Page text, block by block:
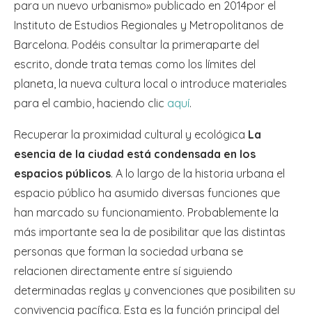
para un nuevo urbanismo» publicado en 2014por el
Instituto de Estudios Regionales y Metropolitanos de
Barcelona. Podéis consultar la primeraparte del
escrito , donde trata temas como los límites del
planeta, la nueva cultura local o introduce materiales
para el cambio, haciendo clic aquí.
Recuperar la proximidad cultural y ecológica La
esencia de la ciudad está condensada en los
espacios públicos. A lo largo de la historia urbana el
espacio público ha asumido diversas funciones que
han marcado su funcionamiento. Probablemente la
más importante sea la de posibilitar que las distintas
personas que forman la sociedad urbana se
relacionen directamente entre sí siguiendo
determinadas reglas y convenciones que posibiliten su
convivencia pacífica. Esta es la función principal del